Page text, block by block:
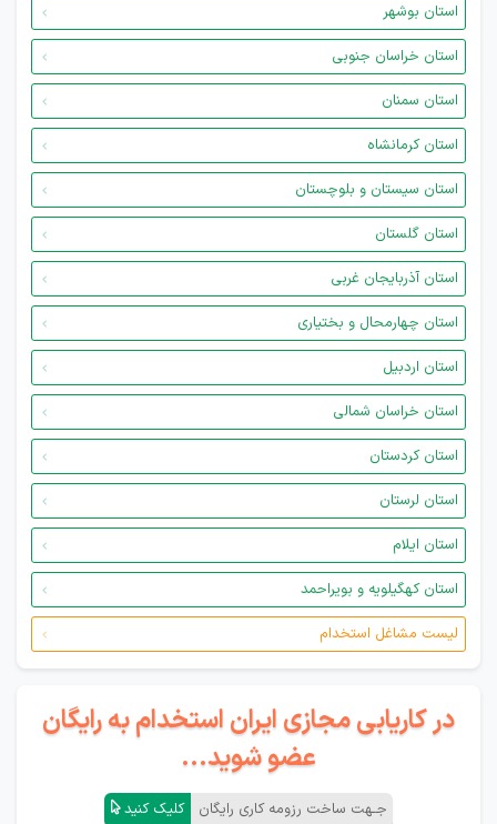
استان بوشهر
استان خراسان جنوبی
استان سمنان
استان کرمانشاه
استان سیستان و بلوچستان
استان گلستان
استان آذربایجان غربی
استان چهارمحال و بختیاری
استان اردبیل
استان خراسان شمالی
استان کردستان
استان لرستان
استان ایلام
استان کهگیلویه و بویراحمد
لیست مشاغل استخدام
در کاریابی مجازی ایران استخدام به رایگان
عضو شوید...
جـهت ساخت رزومه کاری رایگان کلیک کنید